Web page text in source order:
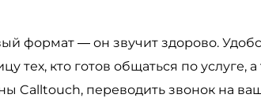
формат — он звучит здорово.
тех, кто готов общаться по услуге,
Calltouch, переводить звонок на